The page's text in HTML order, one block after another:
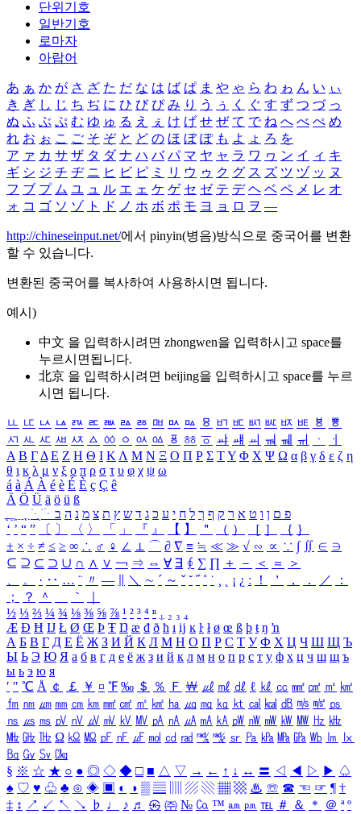
단위기호
일반기호
로마자
아랍어
あ ぁ か が さ ざ た だ な は ば ぱ ま や ゃ ら わ ゎ ん い ぃ
き ぎ し じ ち ぢ に ひ び ぴ み り う ぅ く ぐ す ず つ づ っ
ぬ ふ ぶ ぷ む ゆ ゅ る え ぇ け げ せ ぜ て で ね へ べ ぺ め
れ お ぉ こ ご そ ぞ と ど の ほ ぼ ぽ も よ ょ ろ を
ア ァ カ サ ザ タ ダ ナ ハ バ パ マ ヤ ャ ラ ワ ヮ ン イ ィ キ
ギ シ ジ チ ヂ ニ ヒ ビ ピ ミ リ ウ ゥ ク グ ス ズ ツ ヅ ッ ヌ
フ ブ プ ム ユ ュ ル エ ェ ケ ゲ セ ゼ テ デ ヘ ベ ペ メ レ オ
ォ コ ゴ ソ ゾ ト ド ノ ホ ボ ポ モ ヨ ョ ロ ヲ ―
http://chineseinput.net/에서 pinyin(병음)방식으로 중국어를 변환
할 수 있습니다.
변환된 중국어를 복사하여 사용하시면 됩니다.
예시)
中文 을 입력하시려면 zhongwen을 입력하시고 space를
누르시면됩니다.
北京 을 입력하시려면 beijing을 입력하시고 space를 누르
시면 됩니다.
ㅥ ㅦ ㅧ ㅨ ㅩ ㅪ ㅫ ㅬ ㅭ ㅮ ㅯ ㅰ ㅱ ㅲ ㅳ ㅴ ㅵ ㅶ ㅷ ㅸ
ㅹ
ㅺ ㅻ ㅼ ㅽ ㅾ ㅿ ㆀ ㆁ ㆂ ㆃ ㆄ ㆅ ㆆ ㆇ ㆈ ㆉ ㆊ ㆋ ㆌ ㆍ
ㆎ
Α Β ΓΔ Ε Ζ Η Θ Ι ΚΛ Μ Ν Ξ Ο Π Ρ Σ ΤΥ Φ Χ Ψ Ω α β γ δ ε ζ η
θ ι κ λ μ ν ξ ο π ρ σ τ υ φ χ ψ ω
á à Á À é è É È ç Ç ê
Ä Ö Ü ä ö ü ß
ִֶֹ ֻּ ׁׂ פ ם ן ו ט א ר ק ף ך ל ח י ע כ ג ד ש ץ ת צ מ נ ה ב
‘ ’ “ ” 〔 〕 〈 〉 「 」 『 』 【 】 ＂ （ ） ［ ］ ｛ ｝
± × ÷ ≠ ≤ ≥ ∞ ∴ ♂ ♀ ∠ ⊥ ⌒ ∂ ∇ ≡ ≒ ≪ ≫ √ ∽ ∝ ∵ ∫ ∬ ∈ ∋
⊆ ⊇ ⊂ ⊃ ∪ ∩ ∧ ∨ ￢ ⇒ ⇔ ∀ ∃ ∮ ∑ ∏ ＋ － ＜ ＝
＞
、
。 · ‥ … ¨ 〃 ― ＼ ∼ ´ ～ ˇ ˘ ˝ ˚ ˙ ¸ ¡ ¿ ː ！ ＇ ， ． ／
：
；
？ ＾ ｀
½ ⅓ ⅔ ¼ ¾ ⅛ ⅜ ⅝ ⅞ ¹ ² ³ ⁴ ⁿ ₁ ₂ ₃ ₄
Æ Ð Ħ Ĳ Ł Ø Œ Þ Ŧ Ŋ æ đ ð ħ ı ĳ ĸ ŀ ł ø œ ß þ ŧ ŋ ŉ
А Б В Г Д Е Ё Ж З И Й К Л М Н О П Р С Т У Ф Х Ц Ч Ш Щ Ъ
Ы Ь Э Ю Я а б в г д е ё ж з и й к л м н о п р с т у ф х ц ч ш щ ъ
ы ь э ю я
′ ″ ℃ Å ￠ ￡ ￥ ¤ ℉ ‰ ＄ ％ Ｆ ￦ ㎕ ㎖ ㎗ ℓ ㎘ ㏄ ㎣ ㎤ ㎥ ㎦
㎙ ㎚ ㎛ ㎜ ㎝ ㎞ ㎟ ㎠ ㎡ ㎢ ㏊ ㎍ ㎎ ㎏ ㏏ ㎈ ㎉ ㏈ ㎧ ㎨ ㎰
㎱ ㎲ ㎳ ㎴ ㎵ ㎶ ㎷ ㎸ ㎹ ㎀ ㎁ ㎂ ㎃ ㎄ ㎺ ㎻ ㎽ ㎾ ㎿ ㎐ ㎑
㎒ ㎓ ㎔ Ω ㏀ ㏁ ㎊ ㎋ ㎌ ㏖ ㏅ ㎭ ㎮ ㎯ ㏛ ㎩ ㎪ ㎫ ㎬ ㏝ ㏐
㏓
㏃ ㏉ ㏜ ㏆
§ ※ ☆ ★ ○ ● ◎ ◇ ◆ □ ■ △ ▽ → ← ↑ ↓ ↔ 〓 ◁ ◀ ▷ ▶ ♤
♠ ♡ ♥ ♧ ♣ ⊙ ◈ ▣ ◐ ◑ ▒ ▤ ▨ ▧ ▦ ▩ ♨ ☏ ☎ ☜ ☞ ¶ †
‡ ↕ ↗ ↙ ↖ ↘ ♭ ♩ ♪ ♬ ㉿ ㈜ № ㏇ ™ ㏂ ㏘ ℡ ＃ ＆ ＊ ＠ ª º